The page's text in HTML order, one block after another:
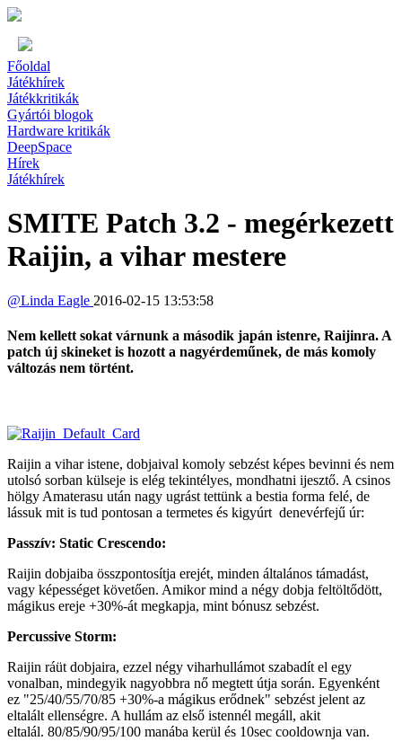
Főoldal
Játékhírek
Játékkritikák
Gyártói blogok
Hardware kritikák
DeepSpace
Hírek
Játékhírek
SMITE Patch 3.2 - megérkezett
Raijin, a vihar mestere
@Linda Eagle 2016-02-15 13:53:58
Nem kellett sokat várnunk a második japán istenre, Raijinra. A
patch új skineket is hozott a nagyérdeműnek, de más komoly
változás nem történt.
Raijin a vihar istene, dobjaival komoly sebzést képes bevinni és nem
utolsó sorban külseje is elég tekintélyes, mondhatni ijesztő. A csinos
hölgy Amaterasu után nagy ugrást tettünk a bestia forma felé, de
lássuk mit is tud pontosan a termetes és kigyúrt denevérfejű úr:
Passzív: Static Crescendo:
Raijin dobjaiba összpontosítja erejét, minden általános támadást,
vagy képességet követően. Amikor mind a négy dobja feltöltődött,
mágikus ereje +30%-át megkapja, mint bónusz sebzést.
Percussive Storm:
Raijin ráüt dobjaira, ezzel négy viharhullámot szabadít el egy
vonalban, mindegyik nagyobbra nő megtett útja során. Egyenként
ez "25/40/55/70/85 +30%-a mágikus erődnek" sebzést jelent az
eltalált ellenségre. A hullám az első istennél megáll, akit
eltalál. 80/85/90/95/100 manába kerül és 10sec cooldownja van.